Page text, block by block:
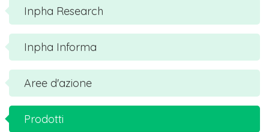
Inpha Research
Inpha Informa
Aree d'azione
Prodotti